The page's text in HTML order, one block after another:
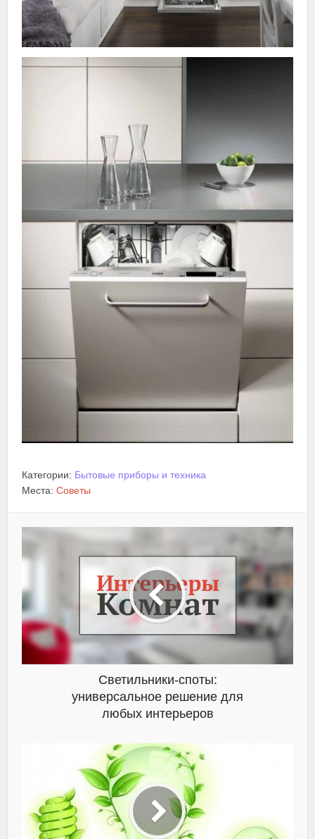
Категории: Бытовые приборы и техника
Места:Советы
Светильники-споты:
универсальное решение для
любых интерьеров